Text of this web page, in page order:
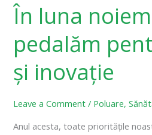
În luna
pedalăm
și inovație
Leave a Comment / Poluare,
Anul acesta, toate prioritățile
inovație